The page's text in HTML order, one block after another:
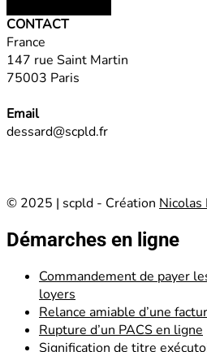
CONTACT
France
147 rue Saint Martin
75003 Paris
Email
dessard@scpld.fr
© 2025 | scpld - Création Nicolas
Démarches en ligne
Commandement de payer
loyers
Relance amiable d’une
Rupture d’un PACS en ligne
Signification de titre